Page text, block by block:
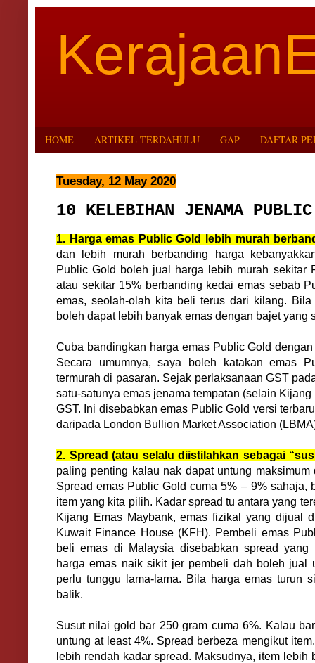
HOME ARTIKEL TERDAHULU GAP DAFTAR
Tuesday, 12 May 2020
10 KELEBIHAN JENAMA PUBLIC
1. Harga emas Public Gold lebih murah
dan lebih murah berbanding harga
Public Gold boleh jual harga lebih murah sekitar
atau sekitar 15% berbanding kedai emas sebab
emas, seolah-olah kita beli terus dari kilang.
boleh dapat lebih banyak emas dengan bajet yang
Cuba bandingkan harga emas Public Gold
Secara umumnya, saya boleh katakan emas
termurah di pasaran. Sejak perlaksanaan GST
satu-satunya emas jenama tempatan (selain
GST. Ini disebabkan emas Public Gold versi
daripada London Bullion Market Association
2. Spread (atau selalu diistilahkan sebagai
paling penting kalau nak dapat untung
Spread emas Public Gold cuma 5% – 9% sahaja,
item yang kita pilih. Kadar spread tu antara yang
Kijang Emas Maybank, emas fizikal yang dijual
Kuwait Finance House (KFH). Pembeli emas
beli emas di Malaysia disebabkan spread
harga emas naik sikit jer pembeli dah boleh jual
perlu tunggu lama-lama. Bila harga emas turun
balik.
Susut nilai gold bar 250 gram cuma 6%. Kalau
untung at least 4%. Spread berbeza mengikut
lebih rendah kadar spread. Maksudnya, item lebih